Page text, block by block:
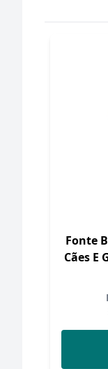
Fonte
Cães E